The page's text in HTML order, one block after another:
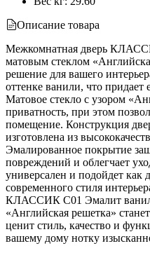
Описание товара
Межкомнатная дверь
матовым стеклом
решение для вашего
оттенке ванили, что придает
Матовое стекло с узором
приватность, при этом
помещение. Конструкция
изготовлена из
Эмалированное покрытие
повреждений и облегчает
универсален и подойдет как
современного стиля
КЛАССИК C01 Эмалит
«Английская решетка»
ценит стиль, качество и
вашему дому нотку